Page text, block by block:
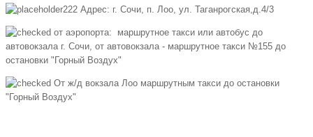
Адрес: г. Сочи, п. Лоо, ул. Таганрогская,д.4/3
от аэропорта: маршрутное такси или автобус до
автовокзала г. Сочи, от автовокзала - маршрутное такси №155 до
остановки "Горный Воздух"
От ж/д вокзала Лоо маршрутным такси до остановки
"Горный Воздух"